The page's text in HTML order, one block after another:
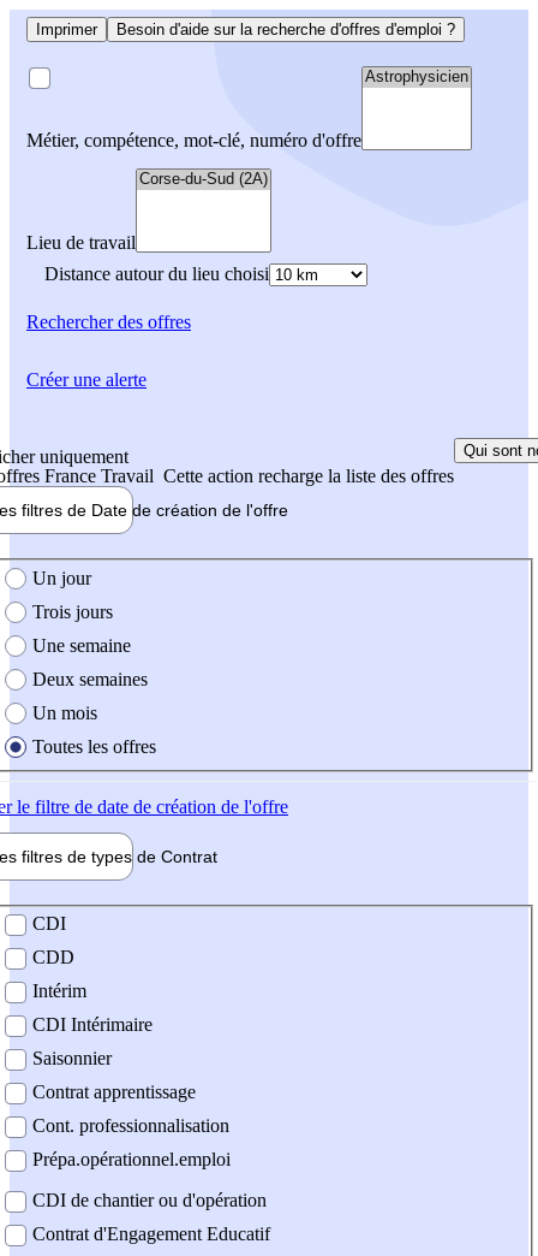
Imprimer Besoin d'aide sur la recherche d'offres d'emploi ?
Métier, compétence, mot-clé, numéro d'offre
Lieu de travail
Distance autour du lieu choisi
Rechercherdes offres
uniquement
France Travail Cette action recharge la liste des offres
Qui sont
filtres de Date de création de l'offre
création de l'offre
Un jour
Trois jours
Une semaine
Deux semaines
Un mois
Toutes les offres
le filtre de date de création de l'offre
filtres de types de Contrat
contrat
CDI
CDD
Intérim
CDI Intérimaire
Saisonnier
Contrat apprentissage
Cont. professionnalisation
Prépa.opérationnel.emploi
CDI de chantier ou d'opération
Contrat d'Engagement Educatif
Créer une alerte